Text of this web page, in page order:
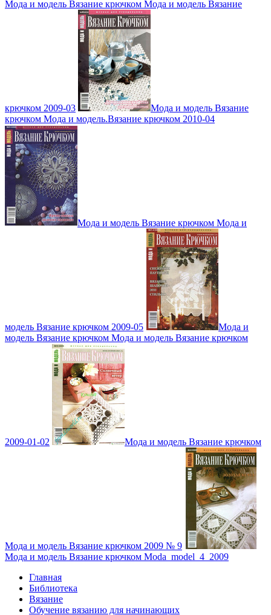
Мода и модель Вязание крючком Мода и модель Вязание
крючком 2009-03
Мода и модель Вязание
крючком Мода и модель.Вязание крючком 2010-04
Мода и модель Вязание крючком Мода и
модель Вязание крючком 2009-05
Мода и
модель Вязание крючком Мода и модель Вязание крючком
2009-01-02 Мода и модель Вязание крючком
Мода и модель Вязание крючком 2009 № 9
Мода и модель Вязание крючком Moda_model_4_2009
Главная
Библиотека
Вязание
Обучение вязанию для начинающих